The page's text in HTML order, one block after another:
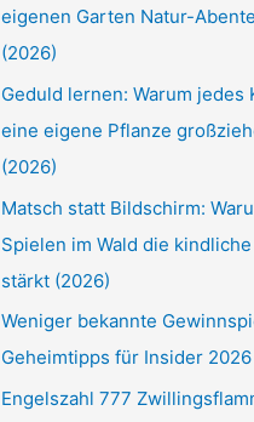
eigenen Garten Natur-
(2026)
Geduld lernen: Warum jedes
eine eigene Pflanze
(2026)
Matsch statt Bildschirm:
Spielen im Wald die
stärkt (2026)
Weniger bekannte
Geheimtipps für Insider 2026
Engelszahl 777